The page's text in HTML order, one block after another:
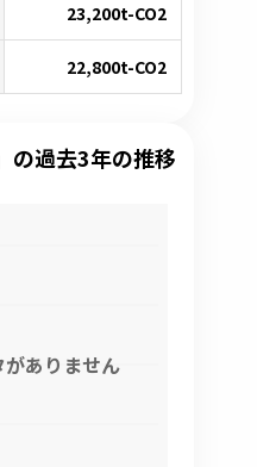
23,200t-CO2
22,800t-CO2
の過去3年の推移
がありません